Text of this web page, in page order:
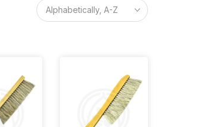
Alphabetically, A-Z